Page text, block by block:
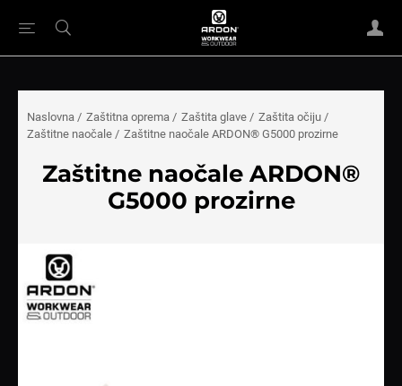
Naslovna / Zaštitna oprema / Zaštita glave / Zaštita očiju /
Zaštitne naočale / Zaštitne naočale ARDON® G5000 prozirne
Zaštitne naočale ARDON®
G5000 prozirne